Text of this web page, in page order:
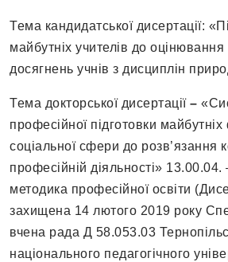
Тема кандидатської дисертації:
майбутніх учителів до
досягнень учнів з дисциплін
Тема докторської дисертації–
професійної підготовки майбутніх
соціальної сфери до розв’язання
професійній діяльності» 13.00.04.
методика професійної освіти
захищена 14 лютого 2019 року
вчена рада Д 58.053.03
національного педагогічного